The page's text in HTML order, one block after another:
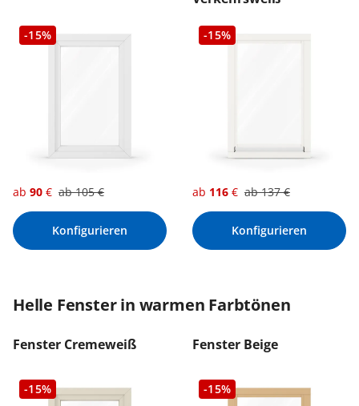
-15%
ab 90 € ab105€
Konfigurieren
-15%
ab 116 € ab137€
Konfigurieren
Helle Fenster in warmen Farbtönen
Fenster Cremeweiß
-15%
Fenster Beige
-15%